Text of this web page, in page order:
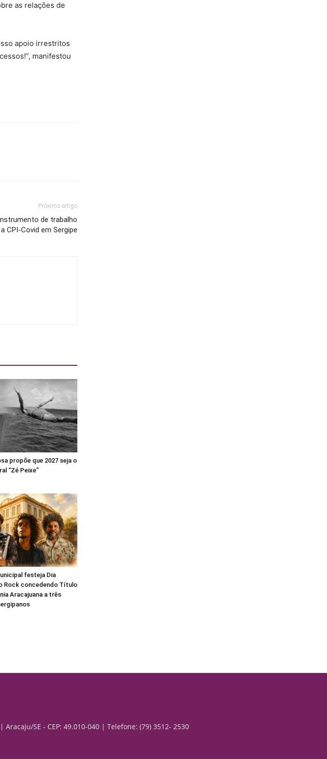
as relações de
apoio irrestritos
manifestou
Próximo artigo
de trabalho
CPI-Covid em Sergipe
propõe que 2027 seja o
“Zé Peixe”
festeja Dia
Rock concedendo Título
Aracajuana a três
SE - CEP: 49.010-040 | Telefone: (79) 3512- 2530